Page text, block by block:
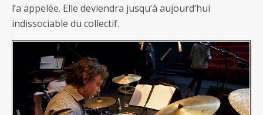
l’a appelée. Elle deviendra jusqu’à aujourd’hui
indissociable du collectif.